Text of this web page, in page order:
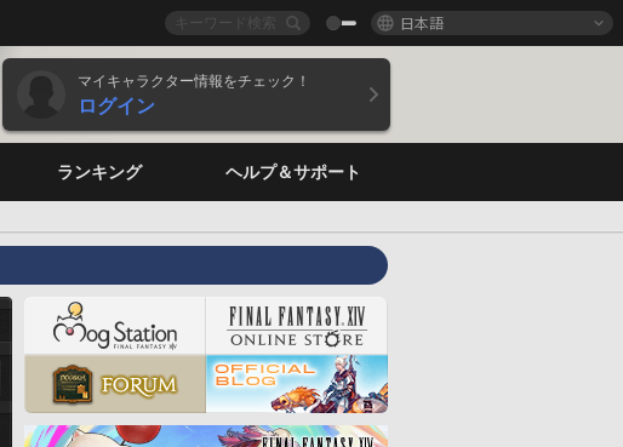
日本語
マイキャラクター情報をチェック！
ログイン
ランキング ヘルプ＆サポート